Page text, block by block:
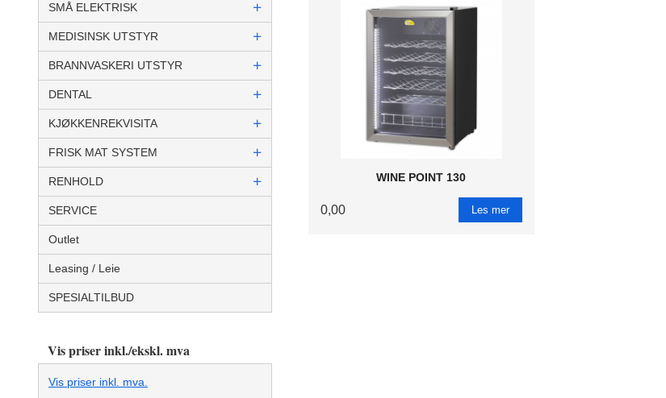
SMÅ ELEKTRISK
MEDISINSK UTSTYR
BRANNVASKERI UTSTYR
DENTAL
KJØKKENREKVISITA
FRISK MAT SYSTEM
RENHOLD
SERVICE
Outlet
Leasing / Leie
SPESIALTILBUD
Vis priser inkl./ekskl. mva
Vis priser inkl. mva.
WINE POINT 130
0,00 Les mer